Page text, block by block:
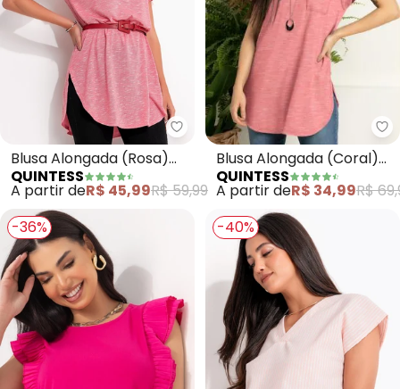
Quintess - Blusa Alongada
Blusa Alongada (Rosa)
com Barra
Arrendondada
QUINTESS
A partir deR$ 45,99R$ 59,99
Blusa Alongada (Coral)
com Decote V
QUINTESS
A partir deR$ 34,99R$
-36%
-40%